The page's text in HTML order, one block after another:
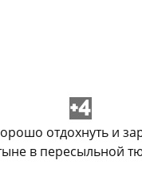
+4
отдохнуть и
в пересыльной